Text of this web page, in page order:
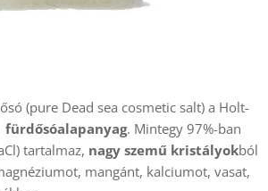
(pure Dead sea cosmetic salt) a Holt-
fürdősóalapanyag. Mintegy 97%-ban
tartalmaz, nagy szemű kristályokból
mangánt, kalciumot, vasat,